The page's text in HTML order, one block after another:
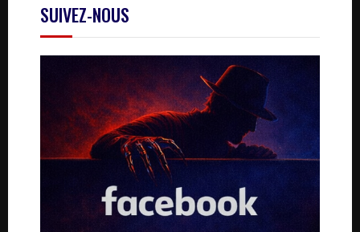
SUIVEZ-NOUS